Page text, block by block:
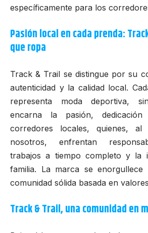
específicamente para los
Pasión local en cada prenda:
que ropa
Track & Trail se distingue por su
autenticidad y la calidad local.
representa moda deportiva,
encarna la pasión,
corredores locales, quienes,
nosotros, enfrentan
trabajos a tiempo completo y la
familia. La marca se
comunidad sólida basada en
Track & Trail, una comunidad en